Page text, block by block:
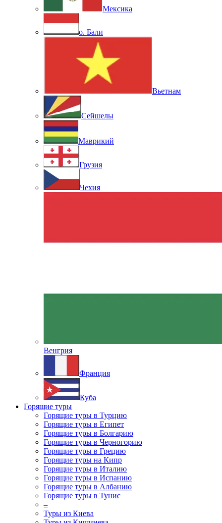
Мексика
о. Бали
Вьетнам
Сейшелы
Маврикий
Грузия
Чехия
Венгрия
Франция
Куба
Горящие туры
Горящие туры в Турцию
Горящие туры в Египет
Горящие туры в Болгарию
Горящие туры в Черногорию
Горящие туры в Грецию
Горящие туры на Кипр
Горящие туры в Италию
Горящие туры в Испанию
Горящие туры в Албанию
Горящие туры в Тунис
–
Туры из Киева